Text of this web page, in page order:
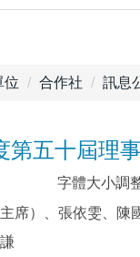
位 合作社 訊息
第五十屆理
字體大小調
席）、張依雯、陳